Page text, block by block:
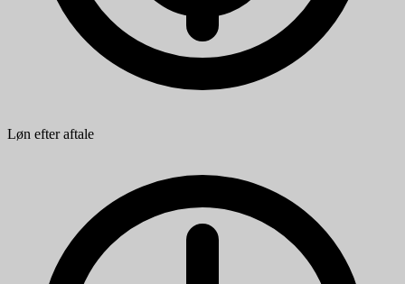
Løn efter aftale